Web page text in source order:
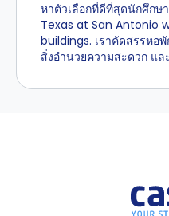
หาตัวเลือกที่ดีที่สุดนักศึกษ
Texas at San Antonio
buildings. เราคัดสรรหอ
สิ่งอำนวยความสะดวก แล